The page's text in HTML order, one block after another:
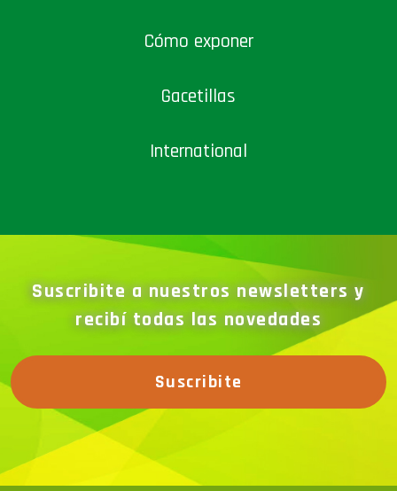
Cómo exponer
Gacetillas
International
Suscribite a nuestros newsletters y
recibí todas las novedades
Suscribite